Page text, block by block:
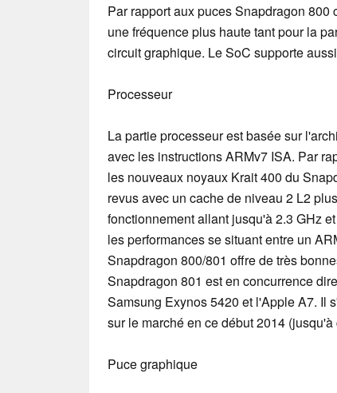
Par rapport aux puces Snapdragon
une fréquence plus haute tant pour la
circuit graphique. Le SoC supporte
Processeur
La partie processeur est basée sur
avec les instructions ARMv7 ISA. Par
les nouveaux noyaux Krait 400 du
revus avec un cache de niveau 2 L2
fonctionnement allant jusqu'à 2.3 GHz
les performances se situant entre un
Snapdragon 800/801 offre de très
Snapdragon 801 est en concurrence
Samsung Exynos 5420 et l'Apple A7. Il
sur le marché en ce début 2014
Puce graphique